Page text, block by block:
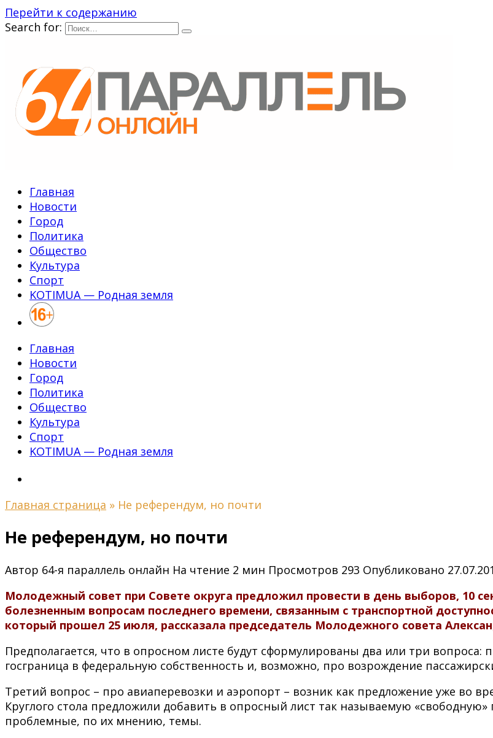
Перейти к содержанию
Search for:
Главная
Новости
Город
Политика
Общество
Культура
Спорт
KOTIMUA — Родная земля
Главная
Новости
Город
Политика
Общество
Культура
Спорт
KOTIMUA — Родная земля
Главная страница » Не референдум, но почти
Не референдум, но почти
Автор 64-я параллель онлайн На чтение 2 мин Просмотров 293 Опубликовано
Молодежный совет при Совете округа предложил провести в день выборов, 10
болезненным вопросам последнего времени, связанным с транспортной
который прошел 25 июля, рассказала председатель Молодежного совета
Предполагается, что в опросном листе будут сформулированы два или три
госграница в федеральную собственность и, возможно, про возрождение
Третий вопрос – про авиаперевозки и аэропорт – возник как предложение уже во
Круглого стола предложили добавить в опросный лист так называемую
проблемные, по их мнению, темы.